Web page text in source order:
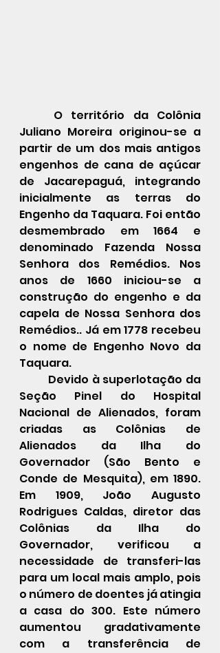
Juliano Moreira originou-se a
partir de um dos mais antigos
engenhos de cana de açúcar
de Jacarepaguá, integrando
inicialmente as terras do
Engenho da Taquara. Foi então
desmembrado em 1664 e
denominado Fazenda Nossa
Senhora dos Remédios. Nos
anos de 1660 iniciou-se a
construção do engenho e da
capela de Nossa Senhora dos
Remédios.. Já em 1778 recebeu
o nome de Engenho Novo da
Taquara.
Seção Pinel do Hospital
Nacional de Alienados, foram
criadas as Colônias de
Alienados da Ilha do
Governador (São Bento e
Conde de Mesquita), em 1890.
Em 1909, João Augusto
Rodrigues Caldas, diretor das
Colônias da Ilha do
Governador, verificou a
necessidade de transferi-las
para um local mais amplo, pois
o número de doentes já atingia
a casa do 300. Este número
aumentou gradativamente
com a transferência de